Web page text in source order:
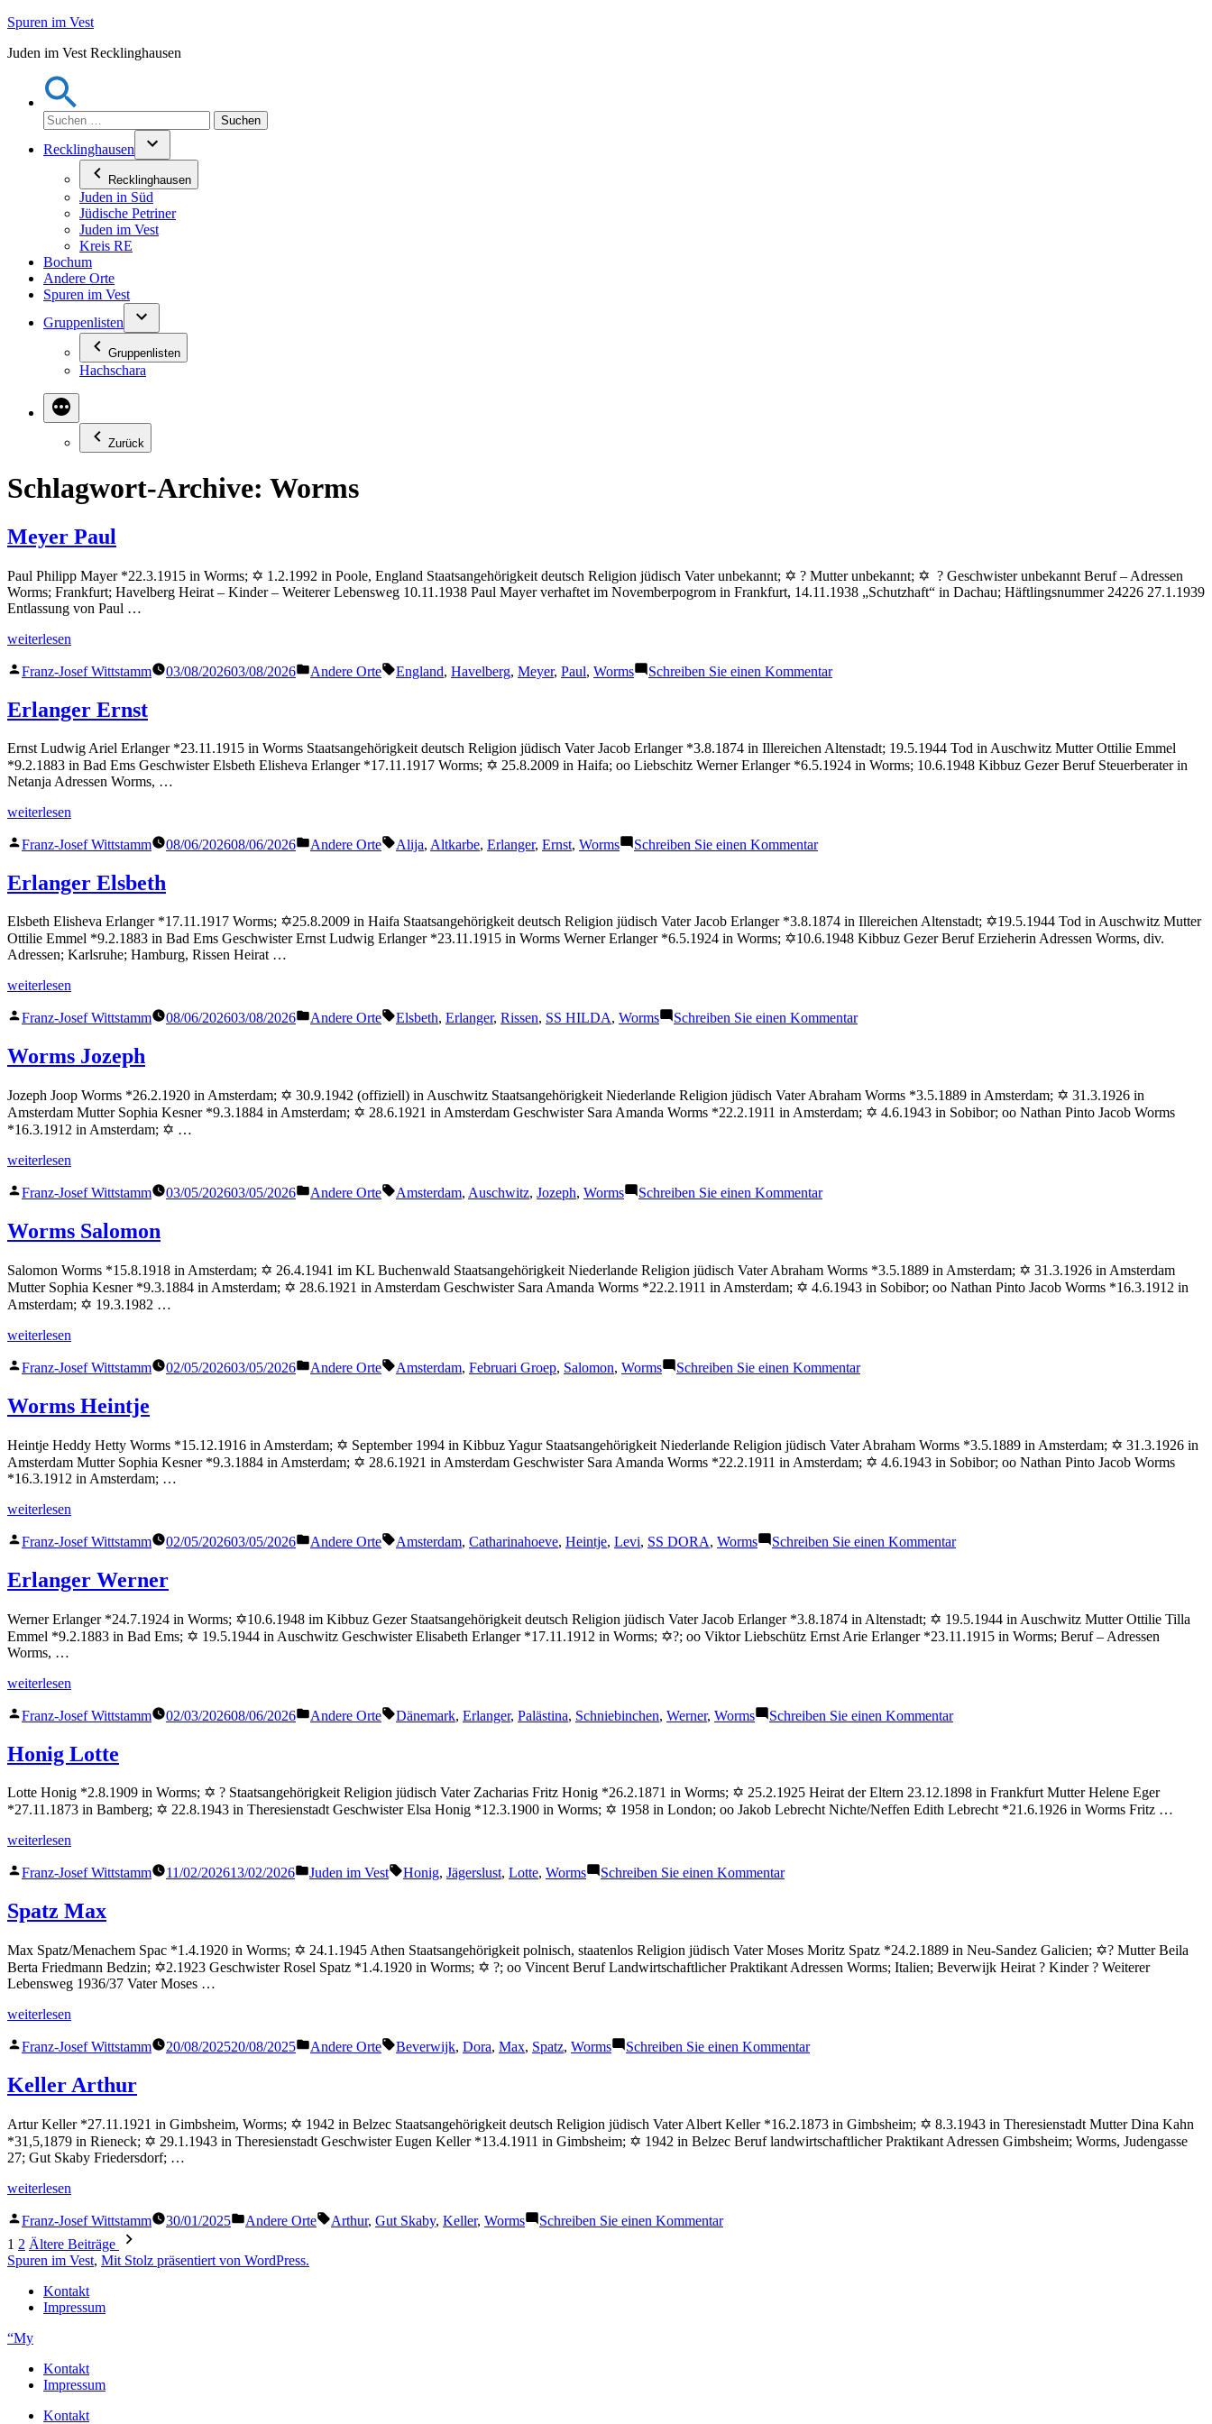
Zum
springen
Spuren im Vest
Juden im Vest Recklinghausen
Suchen
nach:
Recklinghausen
Recklinghausen
Juden in Süd
Jüdische Petriner
Juden im Vest
Kreis RE
Bochum
Andere Orte
Spuren im Vest
Gruppenlisten
Gruppenlisten
Hachschara
Zurück
Schlagwort-Archive: Worms
Meyer Paul
Paul Philipp Mayer *22.3.1915 in Worms; ✡ 1.2.1992 in Poole, England Staatsangehörigkeit deutsch Religion jüdisch Vater unbekannt; ✡ ? Mutter unbekannt; ✡ ? Geschwister unbekannt Beruf – Adressen
Worms; Frankfurt; Havelberg Heirat – Kinder – Weiterer Lebensweg 10.11.1938 Paul Mayer verhaftet im Novemberpogrom in Frankfurt, 14.11.1938 „Schutzhaft“ in Dachau; Häftlingsnummer 24226 27.1.1939
Entlassung von Paul …
„Meyer
weiterlesen
Veröffentlicht
Franz-Josef Wittstamm 03/08/202603/08/2026
Veröffentlicht
Andere Orte Schlagwörter:
England, Havelberg, Meyer, Paul, Worms Schreiben Sie einen Kommentarzu
Erlanger Ernst
Ernst Ludwig Ariel Erlanger *23.11.1915 in Worms Staatsangehörigkeit deutsch Religion jüdisch Vater Jacob Erlanger *3.8.1874 in Illereichen Altenstadt; 19.5.1944 Tod in Auschwitz Mutter Ottilie Emmel
*9.2.1883 in Bad Ems Geschwister Elsbeth Elisheva Erlanger *17.11.1917 Worms; ✡ 25.8.2009 in Haifa; oo Liebschitz Werner Erlanger *6.5.1924 in Worms; 10.6.1948 Kibbuz Gezer Beruf Steuerberater in
Netanja Adressen Worms, …
„Erlanger
weiterlesen
Veröffentlicht
Franz-Josef Wittstamm 08/06/202608/06/2026
Veröffentlicht
Andere Orte Schlagwörter:
Alija, Altkarbe, Erlanger, Ernst, Worms Schreiben Sie einen Kommentarzu
Erlanger Elsbeth
Elsbeth Elisheva Erlanger *17.11.1917 Worms; ✡25.8.2009 in Haifa Staatsangehörigkeit deutsch Religion jüdisch Vater Jacob Erlanger *3.8.1874 in Illereichen Altenstadt; ✡19.5.1944 Tod in Auschwitz Mutter
Ottilie Emmel *9.2.1883 in Bad Ems Geschwister Ernst Ludwig Erlanger *23.11.1915 in Worms Werner Erlanger *6.5.1924 in Worms; ✡10.6.1948 Kibbuz Gezer Beruf Erzieherin Adressen Worms, div.
Adressen; Karlsruhe; Hamburg, Rissen Heirat …
„Erlanger
weiterlesen
Veröffentlicht
Franz-Josef Wittstamm 08/06/202603/08/2026
Veröffentlicht
Andere Orte Schlagwörter:
Elsbeth, Erlanger, Rissen, SS HILDA, Worms Schreiben Sie einen Kommentarzu
Worms Jozeph
Jozeph Joop Worms *26.2.1920 in Amsterdam; ✡ 30.9.1942 (offiziell) in Auschwitz Staatsangehörigkeit Niederlande Religion jüdisch Vater Abraham Worms *3.5.1889 in Amsterdam; ✡ 31.3.1926 in
Amsterdam Mutter Sophia Kesner *9.3.1884 in Amsterdam; ✡ 28.6.1921 in Amsterdam Geschwister Sara Amanda Worms *22.2.1911 in Amsterdam; ✡ 4.6.1943 in Sobibor; oo Nathan Pinto Jacob Worms
*16.3.1912 in Amsterdam; ✡ …
„Worms
weiterlesen
Veröffentlicht
Franz-Josef Wittstamm 03/05/202603/05/2026
Veröffentlicht
Andere Orte Schlagwörter:
Amsterdam, Auschwitz, Jozeph, Worms Schreiben Sie einen Kommentarzu
Worms Salomon
Salomon Worms *15.8.1918 in Amsterdam; ✡ 26.4.1941 im KL Buchenwald Staatsangehörigkeit Niederlande Religion jüdisch Vater Abraham Worms *3.5.1889 in Amsterdam; ✡ 31.3.1926 in Amsterdam
Mutter Sophia Kesner *9.3.1884 in Amsterdam; ✡ 28.6.1921 in Amsterdam Geschwister Sara Amanda Worms *22.2.1911 in Amsterdam; ✡ 4.6.1943 in Sobibor; oo Nathan Pinto Jacob Worms *16.3.1912 in
Amsterdam; ✡ 19.3.1982 …
„Worms
weiterlesen
Veröffentlicht
Franz-Josef Wittstamm 02/05/202603/05/2026
Veröffentlicht
Andere Orte Schlagwörter:
Amsterdam, Februari Groep, Salomon, Worms Schreiben Sie einen Kommentarzu
Worms Heintje
Heintje Heddy Hetty Worms *15.12.1916 in Amsterdam; ✡ September 1994 in Kibbuz Yagur Staatsangehörigkeit Niederlande Religion jüdisch Vater Abraham Worms *3.5.1889 in Amsterdam; ✡ 31.3.1926 in
Amsterdam Mutter Sophia Kesner *9.3.1884 in Amsterdam; ✡ 28.6.1921 in Amsterdam Geschwister Sara Amanda Worms *22.2.1911 in Amsterdam; ✡ 4.6.1943 in Sobibor; oo Nathan Pinto Jacob Worms
*16.3.1912 in Amsterdam; …
„Worms
weiterlesen
Veröffentlicht
Franz-Josef Wittstamm 02/05/202603/05/2026
Veröffentlicht
Andere Orte Schlagwörter:
Amsterdam, Catharinahoeve, Heintje, Levi, SS DORA, Worms Schreiben Sie einen Kommentarzu
Erlanger Werner
Werner Erlanger *24.7.1924 in Worms; ✡10.6.1948 im Kibbuz Gezer Staatsangehörigkeit deutsch Religion jüdisch Vater Jacob Erlanger *3.8.1874 in Altenstadt; ✡ 19.5.1944 in Auschwitz Mutter Ottilie Tilla
Emmel *9.2.1883 in Bad Ems; ✡ 19.5.1944 in Auschwitz Geschwister Elisabeth Erlanger *17.11.1912 in Worms; ✡?; oo Viktor Liebschütz Ernst Arie Erlanger *23.11.1915 in Worms; Beruf – Adressen
Worms, …
„Erlanger
weiterlesen
Veröffentlicht
Franz-Josef Wittstamm 02/03/202608/06/2026
Veröffentlicht
Andere Orte Schlagwörter:
Dänemark, Erlanger, Palästina, Schniebinchen, Werner, Worms Schreiben Sie einen Kommentarzu
Honig Lotte
Lotte Honig *2.8.1909 in Worms; ✡ ? Staatsangehörigkeit Religion jüdisch Vater Zacharias Fritz Honig *26.2.1871 in Worms; ✡ 25.2.1925 Heirat der Eltern 23.12.1898 in Frankfurt Mutter Helene Eger
*27.11.1873 in Bamberg; ✡ 22.8.1943 in Theresienstadt Geschwister Elsa Honig *12.3.1900 in Worms; ✡ 1958 in London; oo Jakob Lebrecht Nichte/Neffen Edith Lebrecht *21.6.1926 in Worms Fritz …
„Honig
weiterlesen
Veröffentlicht
Franz-Josef Wittstamm 11/02/202613/02/2026
Veröffentlicht
Juden im Vest Schlagwörter:
Honig, Jägerslust, Lotte, Worms Schreiben Sie einen Kommentarzu
Spatz Max
Max Spatz/Menachem Spac *1.4.1920 in Worms; ✡ 24.1.1945 Athen Staatsangehörigkeit polnisch, staatenlos Religion jüdisch Vater Moses Moritz Spatz *24.2.1889 in Neu-Sandez Galicien; ✡? Mutter Beila
Berta Friedmann Bedzin; ✡2.1923 Geschwister Rosel Spatz *1.4.1920 in Worms; ✡ ?; oo Vincent Beruf Landwirtschaftlicher Praktikant Adressen Worms; Italien; Beverwijk Heirat ? Kinder ? Weiterer
Lebensweg 1936/37 Vater Moses …
„Spatz
weiterlesen
Veröffentlicht
Franz-Josef Wittstamm 20/08/202520/08/2025
Veröffentlicht
Andere Orte Schlagwörter:
Beverwijk, Dora, Max, Spatz, Worms Schreiben Sie einen Kommentarzu
Keller Arthur
Artur Keller *27.11.1921 in Gimbsheim, Worms; ✡ 1942 in Belzec Staatsangehörigkeit deutsch Religion jüdisch Vater Albert Keller *16.2.1873 in Gimbsheim; ✡ 8.3.1943 in Theresienstadt Mutter Dina Kahn
*31,5,1879 in Rieneck; ✡ 29.1.1943 in Theresienstadt Geschwister Eugen Keller *13.4.1911 in Gimbsheim; ✡ 1942 in Belzec Beruf landwirtschaftlicher Praktikant Adressen Gimbsheim; Worms, Judengasse
27; Gut Skaby Friedersdorf; …
„Keller
weiterlesen
Veröffentlicht
von
Franz-Josef Wittstamm 30/01/2025
Veröffentlicht
Andere Orte Schlagwörter:
Arthur, Gut Skaby, Keller, Worms Schreiben Sie einen Kommentarzu
Seitennummerierung
der
Beiträge
1 2 Ältere Beiträge
Spuren im Vest, Mit Stolz präsentiert von WordPress.
Kontakt
Impressum
“My
Kontakt
Impressum
Kontakt